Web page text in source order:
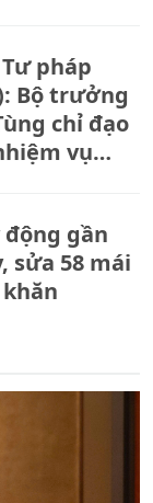
pháp
Bộ trưởng
chỉ đạo
vụ
gần
sửa 58 mái